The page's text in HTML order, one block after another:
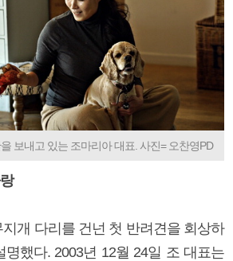
보내고 있는 조마리아 대표. 사진= 오찬영PD
개 다리를 건넌 첫 반려견을 회상하
명했다. 2003년 12월 24일 조 대표는